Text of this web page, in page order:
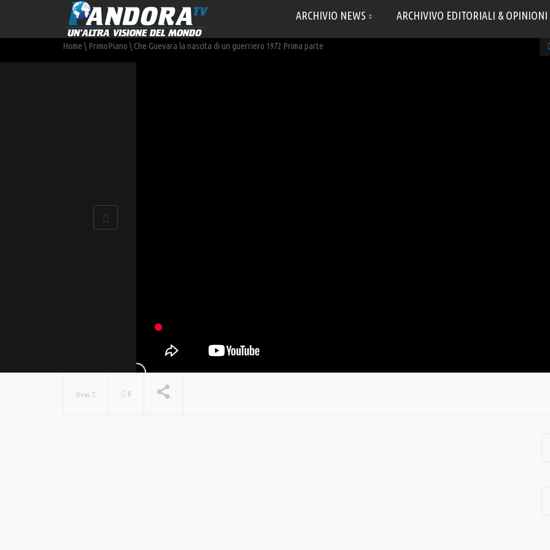
ARCHIVIO NEWS ARCHIVIVO EDITORIALI & OPINIONI
Home \ PrimoPiano \ Che Guevara la nascita di un guerriero 1972 Prima parte
Views 0